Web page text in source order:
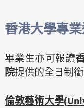
香港大學專
畢業生亦可報讀
院提供的全日制
倫敦藝術大學(